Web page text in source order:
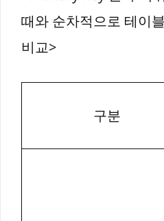
때와 순차적으로 테이
비교>
구분